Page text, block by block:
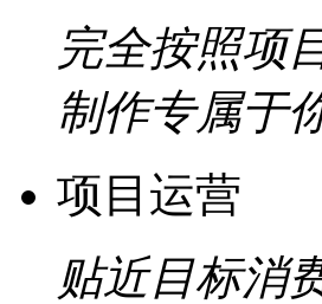
完全按照项
制作专属于
项目运营
贴近目标消